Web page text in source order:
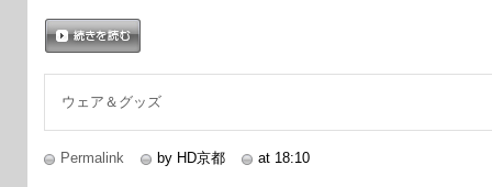
ウェア＆グッズ
Permalink by HD京都 at 18:10